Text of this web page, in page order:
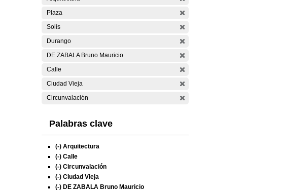
Plaza
Solís
Durango
DE ZABALA Bruno Mauricio
Calle
Ciudad Vieja
Circunvalación
Palabras clave
(-) Arquitectura
(-) Calle
(-) Circunvalación
(-) Ciudad Vieja
(-) DE ZABALA Bruno Mauricio